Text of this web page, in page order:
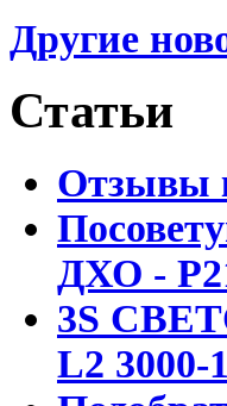
Другие
Статьи
Отзывы
ДХО -
3S
L2 3000-